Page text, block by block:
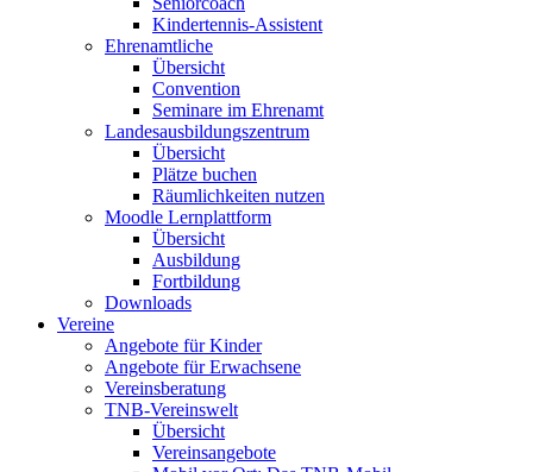
Kindertennis-Assistent
Ehrenamtliche
Übersicht
Convention
Seminare im Ehrenamt
Landesausbildungszentrum
Übersicht
Plätze buchen
Räumlichkeiten nutzen
Moodle Lernplattform
Übersicht
Ausbildung
Fortbildung
Downloads
Vereine
Angebote für Kinder
Angebote für Erwachsene
Vereinsberatung
TNB-Vereinswelt
Übersicht
Vereinsangebote